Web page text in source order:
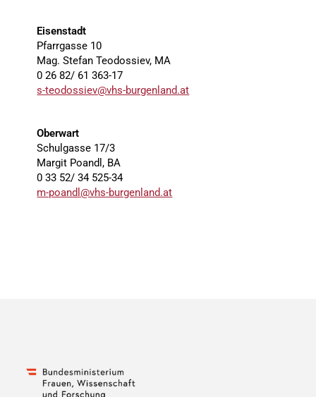
Eisenstadt
Pfarrgasse 10
Mag. Stefan Teodossiev, MA
0 26 82/ 61 363-17
s-teodossiev@vhs-burgenland.at
Oberwart
Schulgasse 17/3
Margit Poandl, BA
0 33 52/ 34 525-34
m-poandl@vhs-burgenland.at